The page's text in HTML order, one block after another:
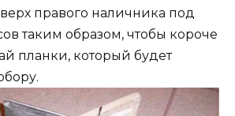
правого наличника под
таким образом, чтобы короче
планки, который будет